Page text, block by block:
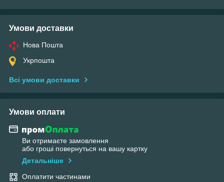
Умови доставки
Нова Пошта
Укрпошта
Всі умови доставки
Умови оплати
Ви отримаєте замовлення
або гроші повернуться на вашу картку
Детальніше
Оплатити частинами